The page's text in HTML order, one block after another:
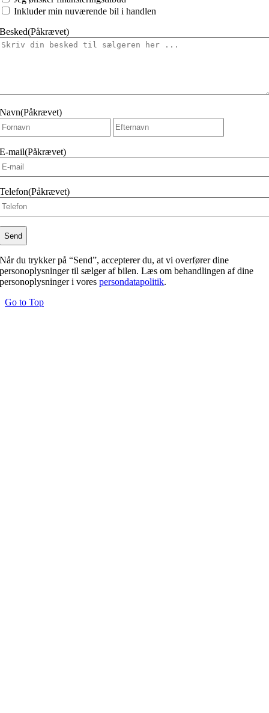
Inkluder min nuværende bil i handlen
Besked(Påkrævet)
Navn(Påkrævet)
Fornavn
E-mail(Påkrævet)
Telefon(Påkrævet)
Når du trykker på “Send”, accepterer du, at vi overfører dine
personoplysninger til sælger af bilen. Læs om behandlingen af dine
personoplysninger i vorespersondatapolitik.
Go to Top